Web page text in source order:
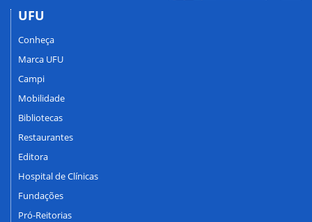
UFU
Conheça
Marca UFU
Campi
Mobilidade
Bibliotecas
Restaurantes
Editora
Hospital de Clínicas
Fundações
Pró-Reitorias